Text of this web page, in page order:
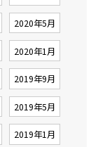
2020年5月
2020年1月
2019年9月
2019年5月
2019年1月